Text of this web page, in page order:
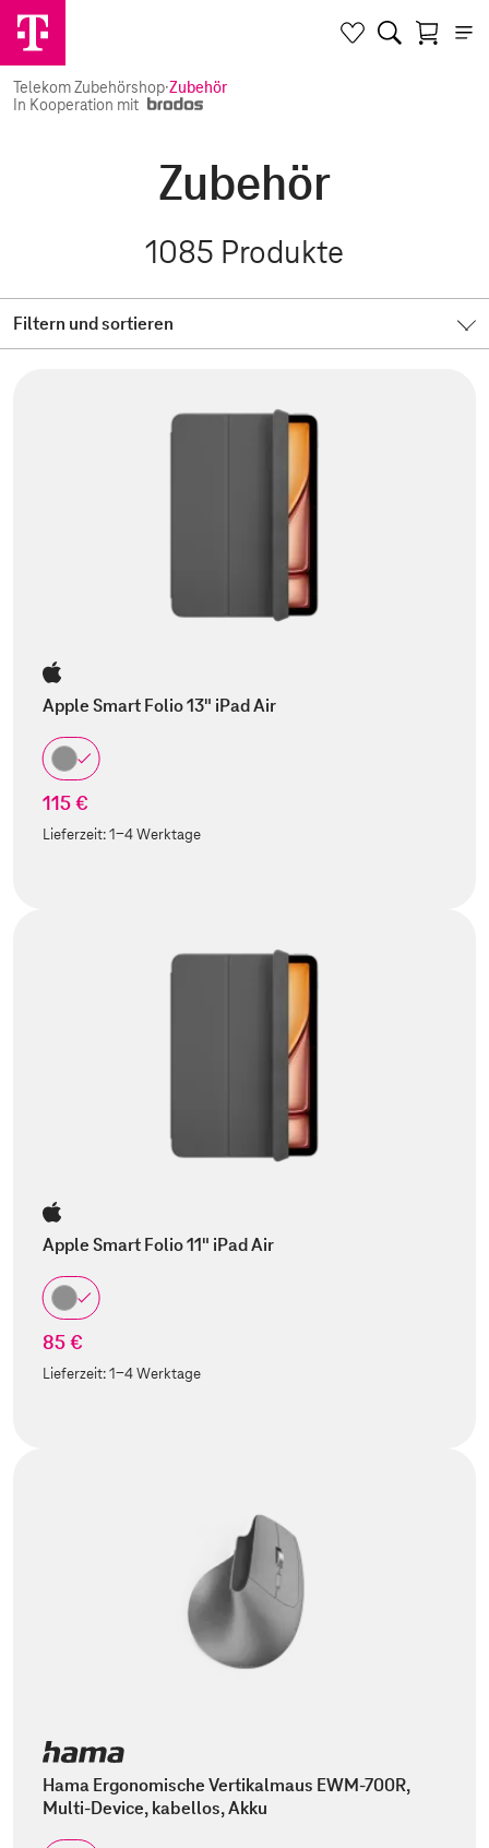
Telekom Zubehörshop·Zubehör
In Kooperation mit
Zubehör
1085 Produkte
Filtern und sortieren
Apple Smart Folio 13" iPad Air
115 €
Lieferzeit:1-4 Werktage
Apple Smart Folio 11" iPad Air
85 €
Lieferzeit:1-4 Werktage
Hama Ergonomische Vertikalmaus EWM-700R,
Multi-Device, kabellos, Akku